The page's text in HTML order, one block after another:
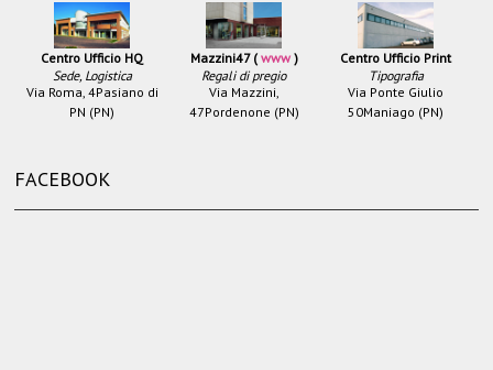
Centro Ufficio HQ
Sede, Logistica
Via Roma, 4Pasiano di
PN (PN)
Mazzini47 (www )
Regali di pregio
Via Mazzini,
47Pordenone (PN)
Centro Ufficio Print
Tipografia
Via Ponte Giulio
50Maniago (PN)
FACEBOOK